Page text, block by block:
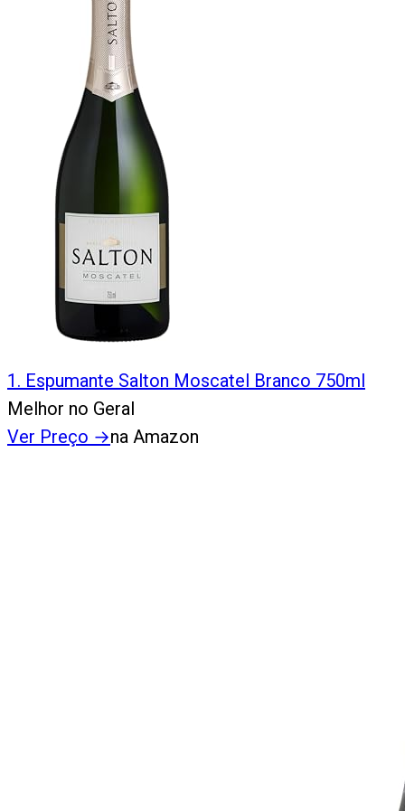
1 . Espumante Salton Moscatel Branco 750ml
Melhor no Geral
Ver Preço →na Amazon